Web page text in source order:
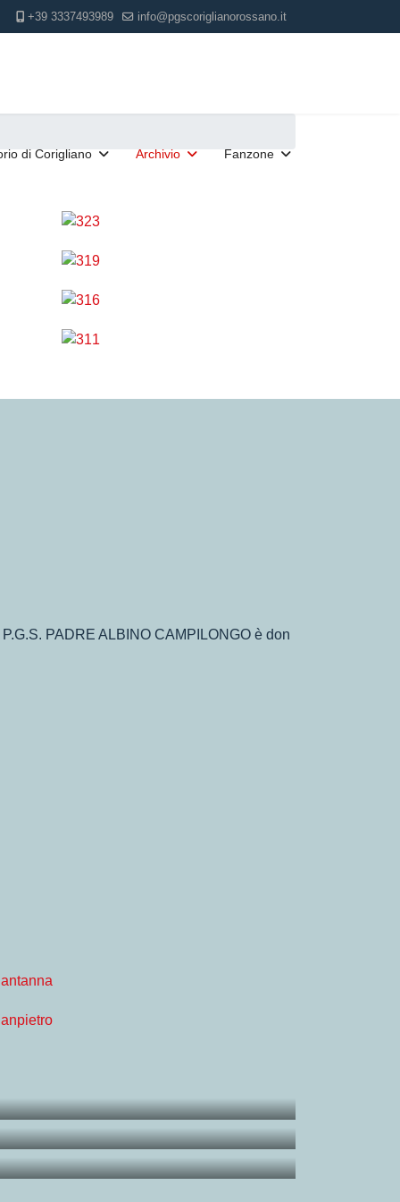
+39 3337493989 info@pgscoriglianorossano.it
di Corigliano Archivio Fanzone
PADRE ALBINO CAMPILONGO è don